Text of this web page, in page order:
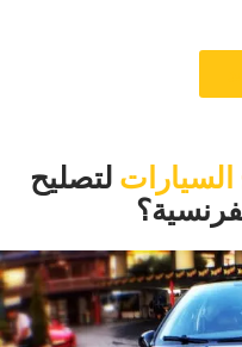
السيارات ‏لتصليح